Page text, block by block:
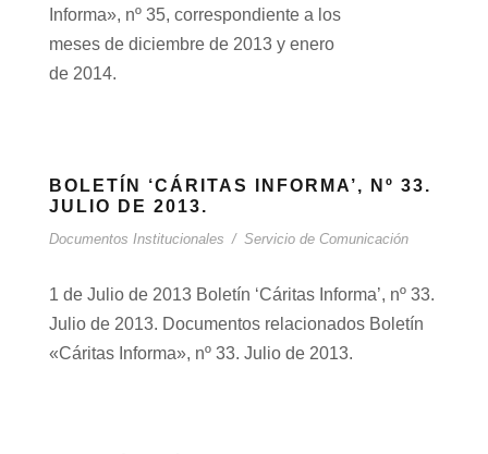
Informa», nº 35, correspondiente a los
meses de diciembre de 2013 y enero
de 2014.
BOLETÍN ‘CÁRITAS INFORMA’, Nº 33.
JULIO DE 2013.
Documentos Institucionales / Servicio de Comunicación
1 de Julio de 2013 Boletín ‘Cáritas Informa’, nº 33.
Julio de 2013. Documentos relacionados Boletín
«Cáritas Informa», nº 33. Julio de 2013.